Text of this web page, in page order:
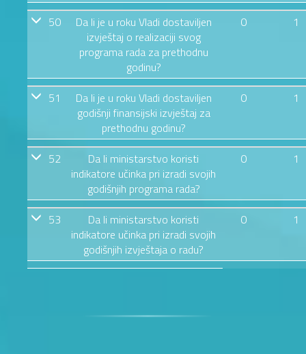
50
Da li je u roku Vladi dostaviljen
izvještaj o realizaciji svog
programa rada za prethodnu
godinu?
0 1
51
Da li je u roku Vladi dostaviljen
godišnji finansijski izvještaj za
prethodnu godinu?
0 1
52
Da li ministarstvo koristi
indikatore učinka pri izradi svojih
godišnjih programa rada?
0 1
53
Da li ministarstvo koristi
indikatore učinka pri izradi svojih
godišnjih izvještaja o radu?
0 1